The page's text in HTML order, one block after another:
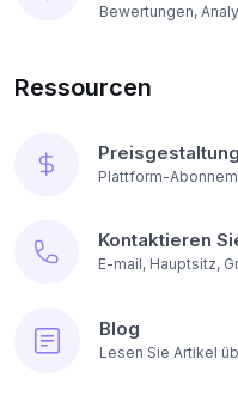
Bewertungen,
Ressourcen
Preisgestaltung
Plattform-
Kontaktieren
E-mail, Hauptsitz,
Blog
Lesen Sie Artikel